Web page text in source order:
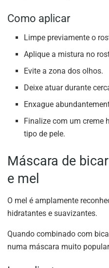
Como aplicar
Limpe previamente o
Aplique a mistura no
Evite a zona dos olhos.
Deixe atuar durante
Enxague
Finalize com um creme
tipo de pele.
Máscara de
e mel
O mel é amplamente
hidratantes e suavizantes.
Quando combinado com
numa máscara muito